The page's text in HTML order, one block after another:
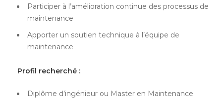
Participer à l’amélioration continue des processus de
maintenance
Apporter un soutien technique à l’équipe de
maintenance
Profil recherché :
Diplôme d’ingénieur ou Master en Maintenance